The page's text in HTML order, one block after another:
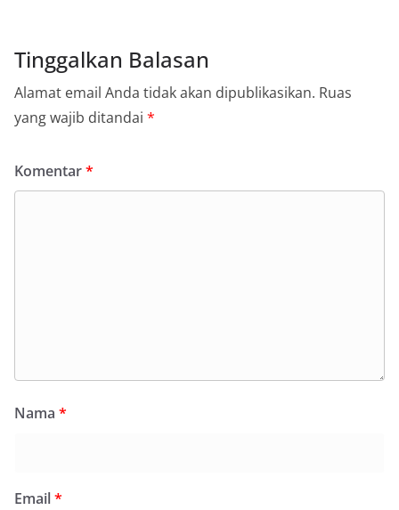
Tinggalkan Balasan
Alamat email Anda tidak akan dipublikasikan. Ruas
yang wajib ditandai *
Komentar*
Nama *
Email*